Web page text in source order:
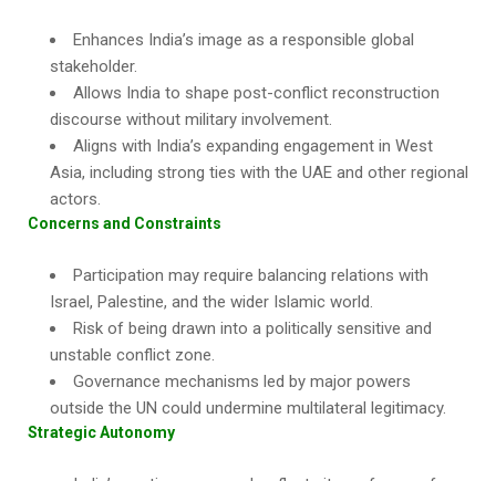
Enhances India’s image as a responsible global
stakeholder.
Allows India to shape post-conflict reconstruction
discourse without military involvement.
Aligns with India’s expanding engagement in West
Asia, including strong ties with the UAE and other regional
actors.
Concerns and Constraints
Participation may require balancing relations with
Israel, Palestine, and the wider Islamic world.
Risk of being drawn into a politically sensitive and
unstable conflict zone.
Governance mechanisms led by major powers
outside the UN could undermine multilateral legitimacy.
Strategic Autonomy